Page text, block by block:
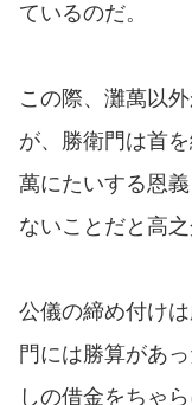
ているのだ。
この際、灘萬以
が、勝衛門は首
萬にたいする恩
ないことだと高之
公儀の締め付け
門には勝算があ
しの借金をちゃ